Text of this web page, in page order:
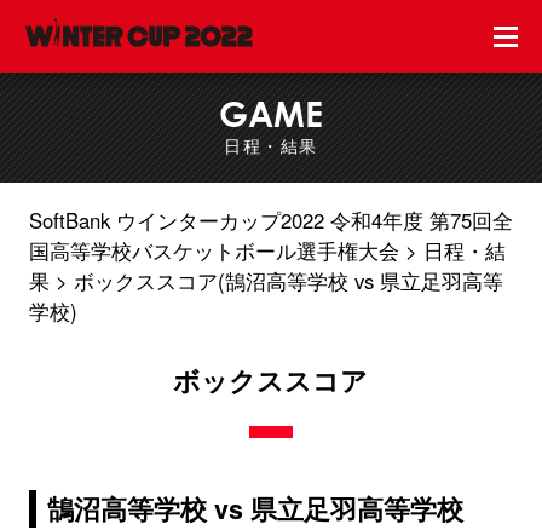
GAME
日程・結果
SoftBank ウインターカップ2022 令和4年度 第75回全
国高等学校バスケットボール選手権大会
日程・結
果
ボックススコア(鵠沼高等学校 vs 県立足羽高等
学校)
ボックススコア
鵠沼高等学校 vs 県立足羽高等学校